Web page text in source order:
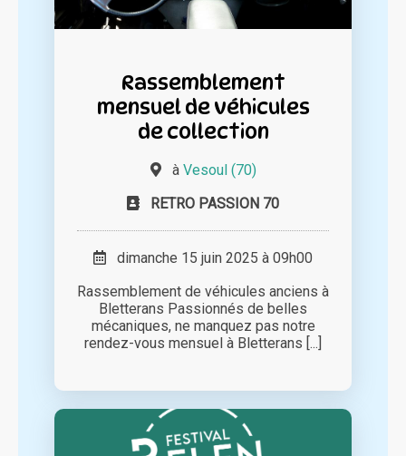
Rassemblement
mensuel de véhicules
de collection
à Vesoul (70)
RETRO PASSION 70
dimanche 15 juin 2025 à 09h00
Rassemblement de véhicules anciens à
Bletterans Passionnés de belles
mécaniques, ne manquez pas notre
rendez-vous mensuel à Bletterans [...]